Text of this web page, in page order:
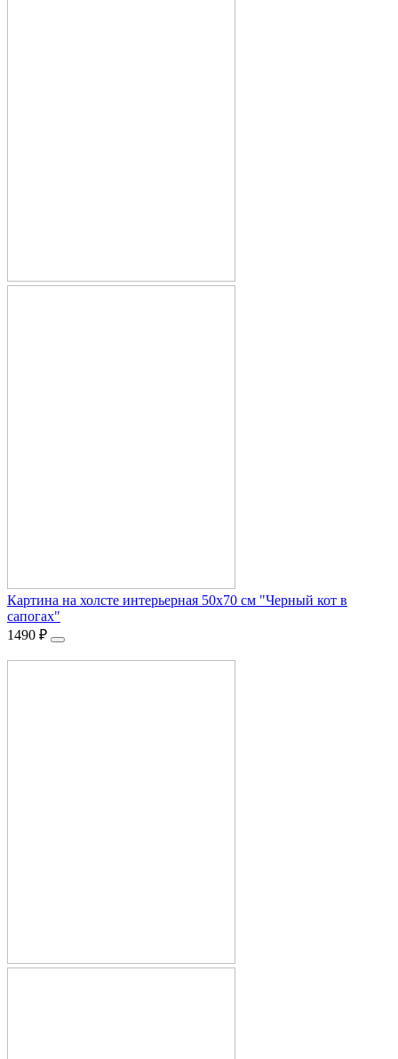
Картина на холсте интерьерная 50х70 см "Черный кот в
сапогах"
1490 ₽